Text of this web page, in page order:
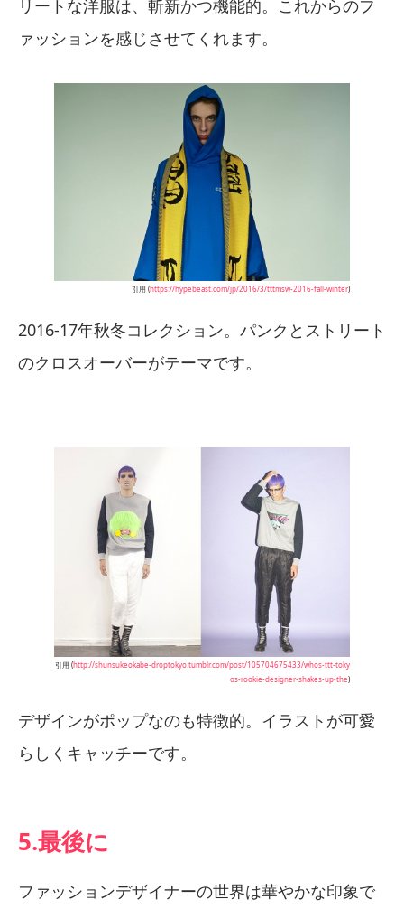
リートな洋服は、斬新かつ機能的。これからのフ
ァッションを感じさせてくれます。
引用 (https://hypebeast.com/jp/2016/3/tttmsw-2016-fall-winter)
2016-17年秋冬コレクション。パンクとストリート
のクロスオーバーがテーマです。
引用 (http://shunsukeokabe-droptokyo.tumblr.com/post/105704675433/whos-ttt-toky
os-rookie-designer-shakes-up-the)
デザインがポップなのも特徴的。イラストが可愛
らしくキャッチーです。
5.最後に
ファッションデザイナーの世界は華やかな印象で